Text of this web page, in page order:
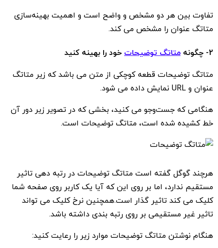
تفاوت بین هر دو مشخص و واضح است و اهمیت بهینه‌سازی
متاتگ عنوان را مشخص می کند.
2- چگونه متاتگ توضیحات خود را بهینه کنید
متاتگ توضیحات قطعه کوچکی از متن می باشد که زیر متاتگ
عنوان و URL نمایش داده می شود.
هنگامی که جست‌وجو می کنید، بخشی که در تصویر زیر دور آن
خط کشیده شده است، متاتگ توضیحات است.
هرچند گوگل گفته است متاتگ توضیحات در رتبه دهی تاثیر
مستقیم ندارد، اما بر روی این که آیا یک کاربر روی صفحه شما
کلیک می کند تاثیر گذار است.همچنین نرخ کلیک می تواند
تاثیر غیر مستقیمی بر روی رتبه بندی داشته باشد.
هنگام نوشتن متاتگ توضیحات موارد زیر را رعایت کنید: